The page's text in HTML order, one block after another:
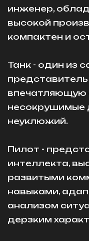
инженер,
высокой
компактен и
Танк - один из
впечатляющую
несокрушимые
неуклюжий.
Пилот -
интеллекта,
развитыми
навыками,
анализом
дерзким